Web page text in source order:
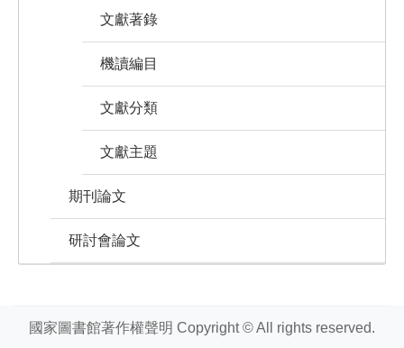
文獻著錄
機讀編目
文獻分類
文獻主題
期刊論文
研討會論文
國家圖書館著作權聲明 Copyright © All rights reserved.